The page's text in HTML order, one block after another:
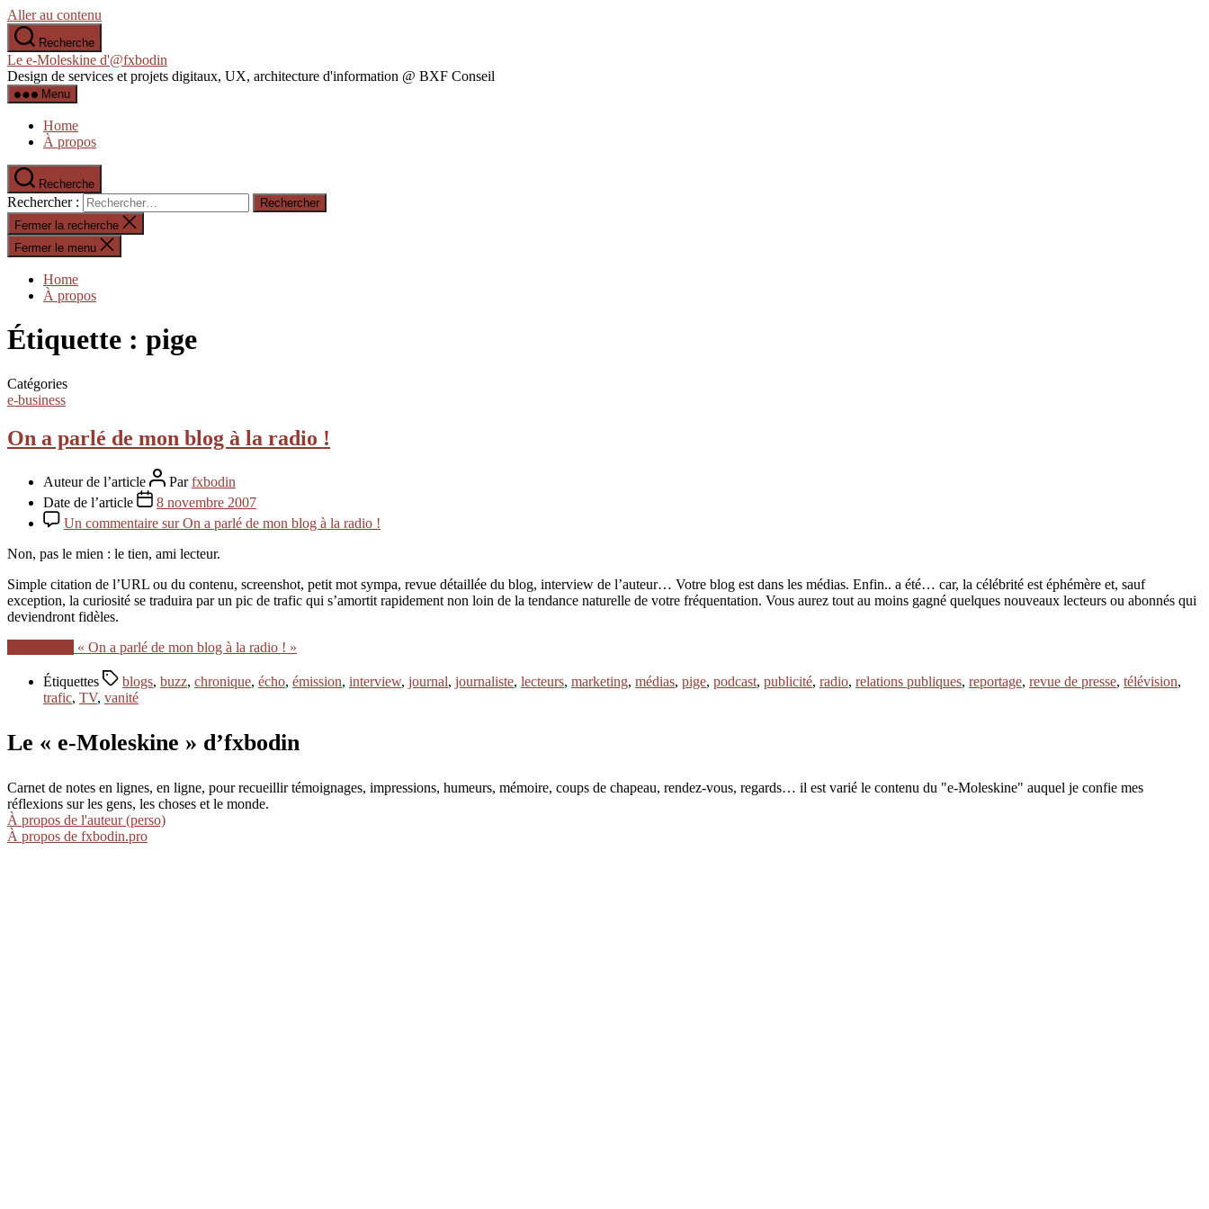
Aller au contenu
Recherche
Le e-Moleskine d'@fxbodin
Design de services et projets digitaux, UX, architecture d'information @ BXF Conseil
Menu
Home
À propos
Recherche
Rechercher :
Fermer la recherche
Fermer le menu
Home
À propos
Étiquette : pige
Catégories
e-business
On a parlé de mon blog à la radio !
Auteur de l’article Parfxbodin
Date de l’article
8 novembre 2007
Un commentaire sur On a parlé de mon blog à la radio !
Non, pas le mien : le tien, ami lecteur.
Simple citation de l’URL ou du contenu, screenshot, petit mot sympa, revue détaillée du blog, interview de l’auteur… Votre blog est dans les médias. Enfin.. a été… car, la célébrité est éphémère et, sauf
exception, la curiosité se traduira par un pic de trafic qui s’amortit rapidement non loin de la tendance naturelle de votre fréquentation. Vous aurez tout au moins gagné quelques nouveaux lecteurs ou abonnés qui
deviendront fidèles.
« On a parlé de mon blog à la radio ! »
Étiquettes blogs, buzz, chronique, écho, émission, interview, journal, journaliste, lecteurs, marketing, médias, pige, podcast, publicité, radio, relations publiques, reportage, revue de presse, télévision,
trafic, TV, vanité
Le « e-Moleskine » d’fxbodin
Carnet de notes en lignes, en ligne, pour recueillir témoignages, impressions, humeurs, mémoire, coups de chapeau, rendez-vous, regards… il est varié le contenu du "e-Moleskine" auquel je confie mes
réflexions sur les gens, les choses et le monde.
À propos de l'auteur (perso)
À propos de fxbodin.pro